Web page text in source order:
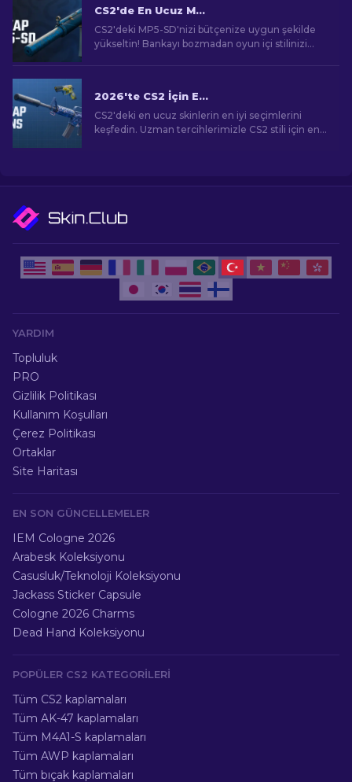
CS2'de En Ucuz MP5 Skinleri [2026]
CS2'deki MP5-SD'nizi bütçenize uygun şekilde
yükseltin! Bankayı bozmadan oyun içi stilinizi
2026'te CS2 İçin En Ucuz Skinler
CS2'deki en ucuz skinlerin en iyi seçimlerini
keşfedin. Uzman tercihlerimizle CS2 stili için en
YARDIM
Topluluk
PRO
Gizlilik Politikası
Kullanım Koşulları
Çerez Politikası
Ortaklar
Site Haritası
EN SON GÜNCELLEMELER
IEM Cologne 2026
Arabesk Koleksiyonu
Casusluk/Teknoloji Koleksiyonu
Jackass Sticker Capsule
Cologne 2026 Charms
Dead Hand Koleksiyonu
POPÜLER CS2 KATEGORILERI
Tüm CS2 kaplamaları
Tüm AK-47 kaplamaları
Tüm M4A1-S kaplamaları
Tüm AWP kaplamaları
Tüm bıçak kaplamaları